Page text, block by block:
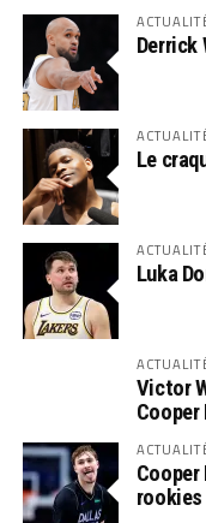
Derrick
Le
Luka
Victor
Cooper
Cooper
rookies